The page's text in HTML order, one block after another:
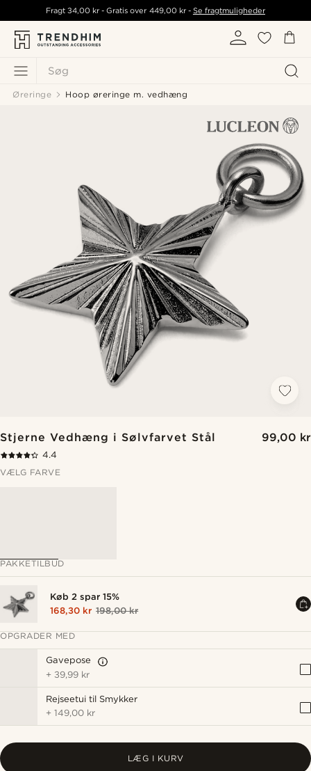
Søg
Fragt34,00 kr - Gratis over 449,00 kr- Se fragtmuligheder
Øreringe Hoop øreringe m. vedhæng
Stjerne Vedhæng i Sølvfarvet Stål 99,00 kr
4.4
VÆLG FARVE
PAKKETILBUD
Køb 2 spar 15%
168,30 kr 198,00 kr
OPGRADER MED
Gavepose
+ 39,99 kr
Rejseetui til Smykker
+149,00 kr
LÆG I KURV